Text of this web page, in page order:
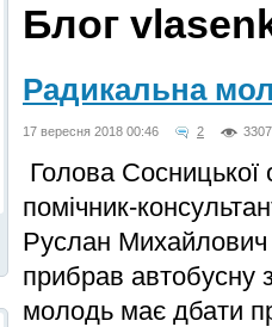
Блог
Радикальна
17 вересня 2018 00:46 2 3307
Голова Сосницької
помічник-
Руслан Михайлович
прибрав автобусну
молодь має дбати